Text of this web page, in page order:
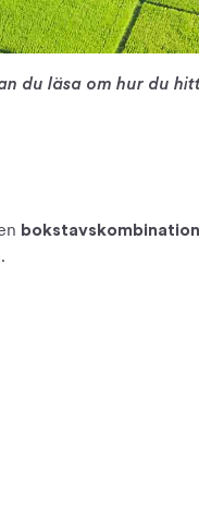
du läsa om hur du
bokstavskombination